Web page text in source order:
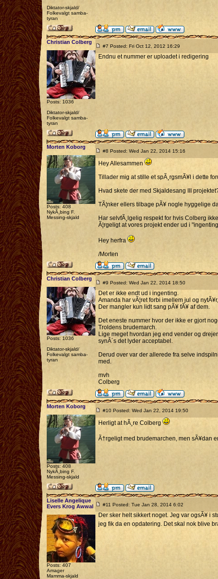
Diktator-skjald/
Folkevalgt samba-
tyran
Christian Colberg
Posts: 1036
Diktator-skjald/
Folkevalgt samba-
tyran
#7 Posted: Fri Oct 12, 2012 16:29
Endnu et nummer er uploadet i redigering
Morten Koborg
Posts: 408
NykÃ¸bing F.
Messing-skjald
#8 Posted: Wed Jan 22, 2014 15:16
Hey Allesammen
Tillader mig at stille et spÃ¸rgsmÃ¥l i dette
Hvad skete der med Skjaldesang III
TÃ¦nker ellers tilbage pÃ¥ nogle hyggelige
Har selvfÃ¸lgelig respekt for hvis Colberg
Ã¦rgeligt at vores projekt ender ud i
Hey herfra
/Morten
Christian Colberg
Posts: 1036
Diktator-skjald/
Folkevalgt samba-
tyran
#9 Posted: Wed Jan 22, 2014 18:50
Det er ikke endt ud i ingenting.
Amanda har vÃ¦ret forbi imellem jul og
Der mangler kun lidt sang pÃ¥ fÃ¥ af dem.
Det eneste nummer hvor der ikke er gjort
Troldens brudemarch.
Lige meget hvordan jeg end vender og
synÂ´s det lyder acceptabel.
Derud over var der allerede fra selve
med.
mvh
Colberg
Morten Koborg
Posts: 408
NykÃ¸bing F.
Messing-skjald
#10 Posted: Wed Jan 22, 2014 19:50
Herligt at hÃ¸re Colberg
Ã†rgeligt med brudemarchen, men sÃ¥dan
Liselle Angelique
Evers Krog Awwal
Posts: 407
Amager
Mamma-skjald
#11 Posted: Tue Jan 28, 2014 6:02
Der sker helt sikkert noget. Jeg var ogsÃ¥ i
jeg fik da en opdatering. Det skal nok blive